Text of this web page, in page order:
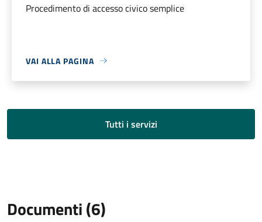
Procedimento di accesso civico semplice
VAI ALLA PAGINA
Tutti i servizi
Documenti (6)